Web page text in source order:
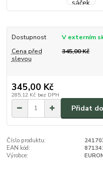
Dostupnost
V externím
Cena před
slevou
345,00 Kč
345,00 Kč
285,12 Kč bez DPH
Přidat
Číslo produktu:
EAN kód:
Výrobce: